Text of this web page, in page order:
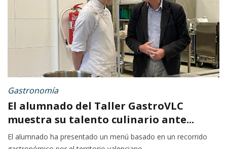
Gastronomía
El alumnado del Taller GastroVLC
muestra su talento culinario ante...
El alumnado ha presentado un menú basado en un recorrido